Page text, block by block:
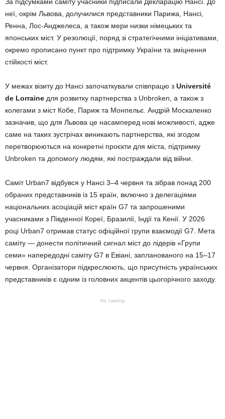
неї, окрім Львова, долучилися представники Парижа, Нансі,
Ренна, Лос-Анджелеса, а також мери низки німецьких та
японських міст. У резолюції, поряд зі стратегічними ініціативами,
окремо прописано пункт про підтримку України та зміцнення
стійкості міст.
У межах візиту до Нансі започаткували співпрацю з Université
de Lorraine для розвитку партнерства з Unbroken, а також з
колегами з міст Кобе, Париж та Монпельє. Андрій Москаленко
зазначив, що для Львова це насамперед нові можливості, адже
саме на таких зустрічах виникають партнерства, які згодом
перетворюються на конкретні проєкти для міста, підтримку
Unbroken та допомогу людям, які постраждали від війни.
Саміт Urban7 відбувся у Нансі 3–4 червня та зібрав понад 200
обраних представників із 15 країн, включно з делегаціями
національних асоціацій міст країн G7 та запрошеними
учасниками з Південної Кореї, Бразилії, Індії та Кенії. У 2026
році Urban7 отримав статус офіційної групи взаємодії G7. Мета
саміту — донести політичний сигнал міст до лідерів «Групи
семи» напередодні саміту G7 в Евіані, запланованого на 15–17
червня. Організатори підкреслюють, що присутність українських
представників є одним із головних акцентів цьогорічного заходу.
На замітку